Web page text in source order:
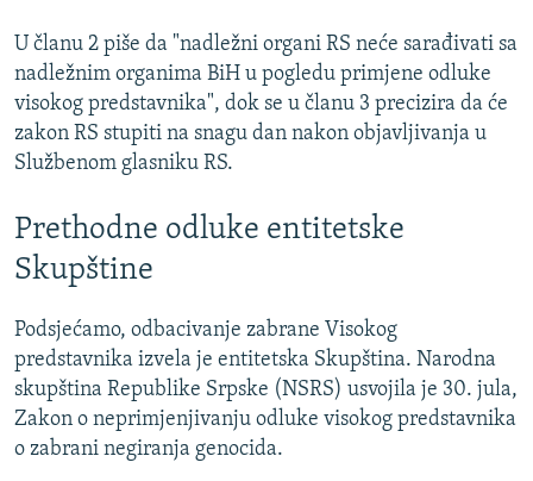
U članu 2 piše da "nadležni organi RS neće sarađivati sa
nadležnim organima BiH u pogledu primjene odluke
visokog predstavnika", dok se u članu 3 precizira da će
zakon RS stupiti na snagu dan nakon objavljivanja u
Službenom glasniku RS.
Prethodne odluke entitetske
Skupštine
Podsjećamo, odbacivanje zabrane Visokog
predstavnika izvela je entitetska Skupština. Narodna
skupština Republike Srpske (NSRS) usvojila je 30. jula,
Zakon o neprimjenjivanju odluke visokog predstavnika
o zabrani negiranja genocida.